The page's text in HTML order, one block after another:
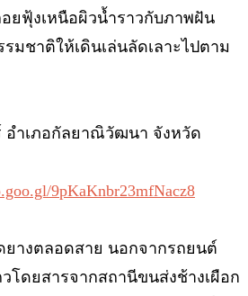
ยฟุ้งเหนือผิวน้ำราวกับภาพฝัน
มชาติให้เดินเล่นลัดเลาะไปตาม
อำเภอกัลยาณิวัฒนา จังหวัด
9pKaKnbr23mfNacz8
ยางตลอดสาย นอกจากรถยนต์
โดยสารจากสถานีขนส่งช้างเผือก